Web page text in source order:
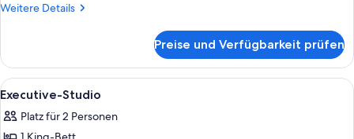
Weitere Details
Weitere
Preise und Verfügbarkeit prüfen
Alle
Fotos
für
Ein Hotelzimmer mit einem großen
5
Executive-Studio
Platz für 2 Personen